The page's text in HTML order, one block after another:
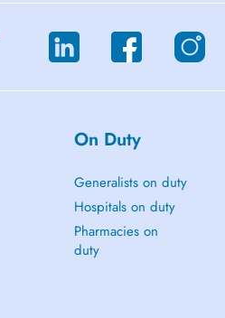
On Duty
Generalists on duty
Hospitals on duty
Pharmacies on
duty